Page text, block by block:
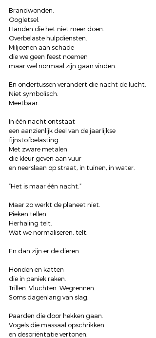
Brandwonden.
Oogletsel.
Handen die het niet meer doen.
Overbelaste hulpdiensten.
Miljoenen aan schade
die we geen feest noemen
maar wel normaal zijn gaan vinden.
En ondertussen verandert die nacht de lucht.
Niet symbolisch.
Meetbaar.
In één nacht ontstaat
een aanzienlijk deel van de jaarlijkse
fijnstofbelasting.
Met zware metalen
die kleur geven aan vuur
en neerslaan op straat, in tuinen, in water.
“Het is maar één nacht.”
Maar zo werkt de planeet niet.
Pieken tellen.
Herhaling telt.
Wat we normaliseren, telt.
En dan zijn er de dieren.
Honden en katten
die in paniek raken.
Trillen. Vluchten. Wegrennen.
Soms dagenlang van slag.
Paarden die door hekken gaan.
Vogels die massaal opschrikken
en desoriëntatie vertonen.